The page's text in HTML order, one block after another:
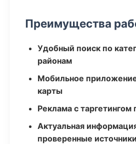
Преимущества
Удобный поиск по
районам
Мобильное
карты
Реклама с таргетингом
Актуальная
проверенные источники